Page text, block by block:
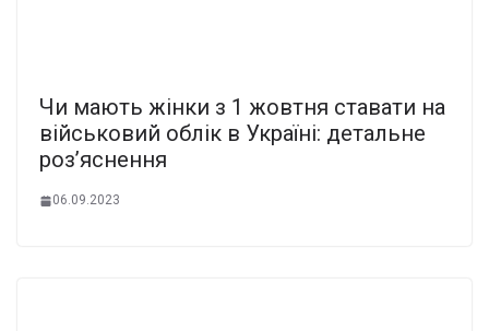
Чи мають жінки з 1 жовтня ставати на
військовий облік в Україні: детальне
роз’яснення
06.09.2023